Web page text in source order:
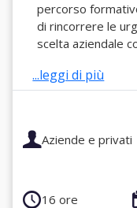
percorso
di rincorrere le
scelta aziendale
...leggi di più
Aziende e privati
16 ore